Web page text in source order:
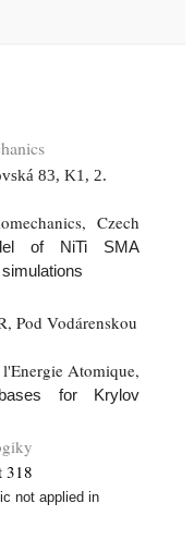
83, K1, 2.
Czech
of NiTi SMA
Pod Vodárenskou
Atomique,
for Krylov
318
not applied in